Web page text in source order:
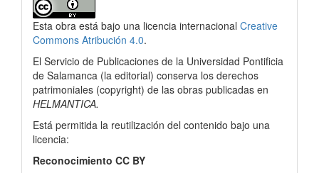
del
artículo
Esta obra está bajo una licencia internacional Creative
Commons Atribución 4.0.
El Servicio de Publicaciones de la Universidad Pontificia
de Salamanca (la editorial) conserva los derechos
patrimoniales (copyright) de las obras publicadas en
HELMANTICA.
Está permitida la reutilización del contenido bajo una
licencia:
Reconocimiento CC BY